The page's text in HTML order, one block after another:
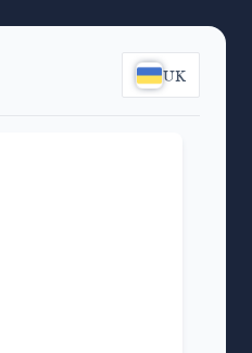
UK